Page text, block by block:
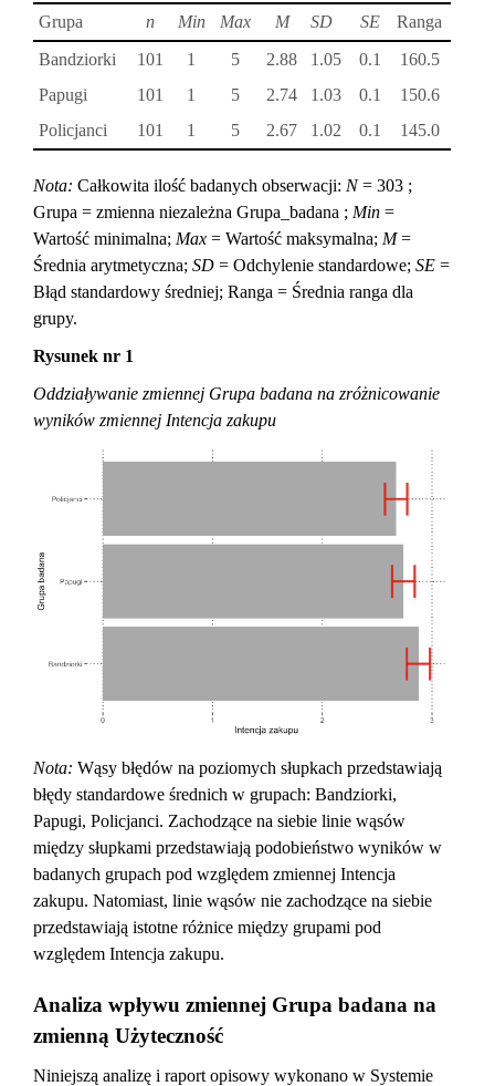
Grupa n Min Max M SD SE
Ranga
Bandziorki
101 1 5 2.88 1.05 0.1
160.5
Papugi
101 1 5 2.74 1.03 0.1
150.6
Policjanci
101 1 5 2.67 1.02 0.1 145.0
Nota: Całkowita ilość badanych obserwacji: N= 303 ;
Grupa = zmienna niezależna Grupa_badana ; Min =
Wartość minimalna; Max = Wartość maksymalna; M=
Średnia arytmetyczna; SD = Odchylenie standardowe; SE =
Błąd standardowy średniej; Ranga = Średnia ranga dla
grupy.
Rysunek nr 1
Oddziaływanie zmiennej Grupa badana na zróżnicowanie
wyników zmiennej Intencja zakupu
Nota: Wąsy błędów na poziomych słupkach przedstawiają
błędy standardowe średnich w grupach: Bandziorki,
Papugi, Policjanci. Zachodzące na siebie linie wąsów
między słupkami przedstawiają podobieństwo wyników w
badanych grupach pod względem zmiennej Intencja
zakupu. Natomiast, linie wąsów nie zachodzące na siebie
przedstawiają istotne różnice między grupami pod
względem Intencja zakupu.
Analiza wpływu zmiennej Grupa badana na
zmienną Użyteczność
Niniejszą analizę i raport opisowy wykonano w Systemie